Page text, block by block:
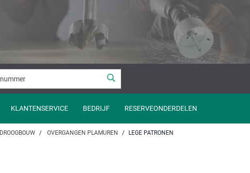
KLANTENSERVICE BEDRIJF RESERVEONDERDELEN
DROOGBOUW OVERGANGEN PLAMUREN LEGE PATRONEN